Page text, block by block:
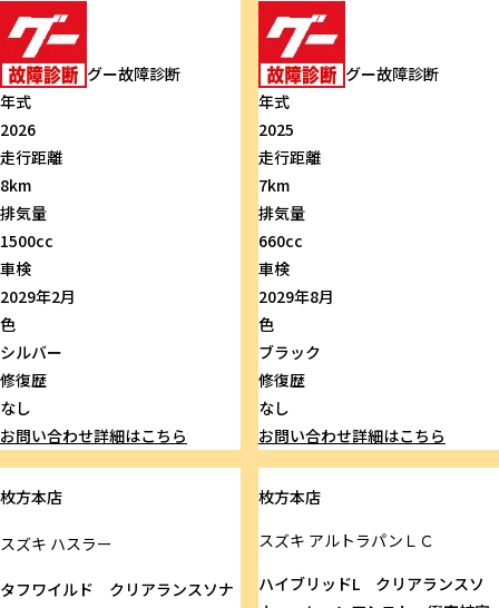
グー故障診断
年式
2026
走行距離
8km
排気量
1500cc
車検
2029年2月
色
シルバー
修復歴
なし
お問い合わせ詳細はこちら
グー故障診断
年式
2025
走行距離
7km
排気量
660cc
車検
2029年8月
色
ブラック
修復歴
なし
お問い合わせ詳細はこちら
枚方本店
スズキ ハスラー
タフワイルド クリアランスソナ
枚方本店
スズキ アルトラパンＬＣ
ハイブリッドL クリアランスソ